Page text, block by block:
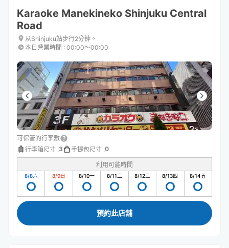
Karaoke Manekineko Shinjuku Central
Road
从Shinjuku站步行2分钟。
本日營業時間 : 00:00〜00:00
可保管的行李數
行李箱尺寸 :3 手提包尺寸 :0
利用可能時間
8/8六 8/9日 8/10一 8/11二 8/12三 8/13四 8/14五
預約此店舖